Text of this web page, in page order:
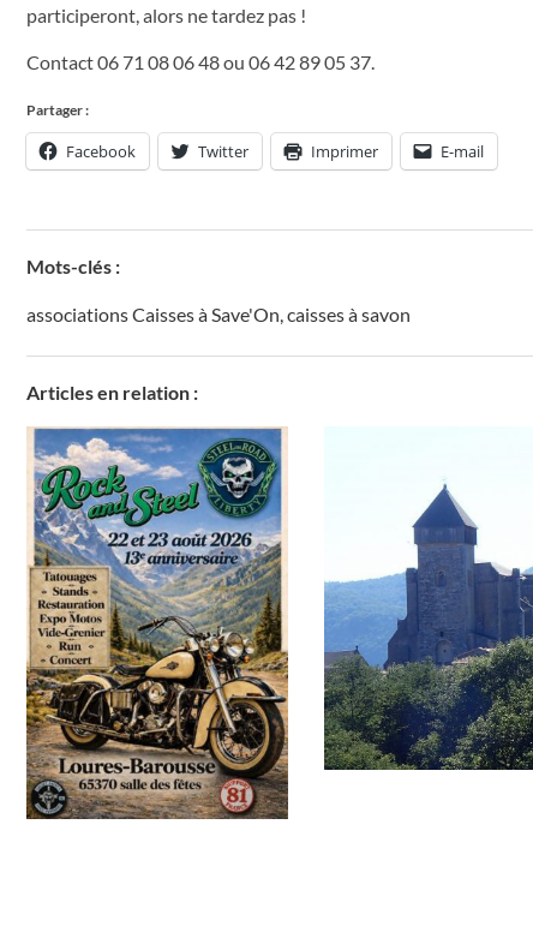
participeront, alors ne tardez pas !
Contact 06 71 08 06 48 ou 06 42 89 05 37.
Partager :
Facebook Twitter Imprimer E-mail
Mots-clés :
associations Caisses à Save'On,caisses à savon
Articles en relation :